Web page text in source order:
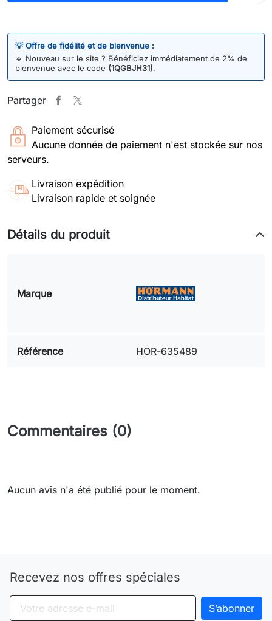
💡 Offre de fidélité et de bienvenue :
🔹 Nouveau sur le site ? Bénéficiez immédiatement de 2% de
bienvenue avec le code (1QGBJH31).
Partager
Paiement sécurisé
Aucune donnée de paiement n'est stockée sur nos
serveurs.
Livraison expédition
Livraison rapide et soignée
Détails du produit
Marque
Référence HOR-635489
Commentaires (0)
Aucun avis n'a été publié pour le moment.
Recevez nos offres spéciales